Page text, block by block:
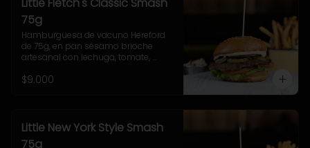
75g
Hamburguesa de vacuno Hereford
de 75g, en pan sésamo brioche
artesanal con lechuga, tomate,
casera Uncle Fletch.
$9.000
Little New York Style Smash
75g